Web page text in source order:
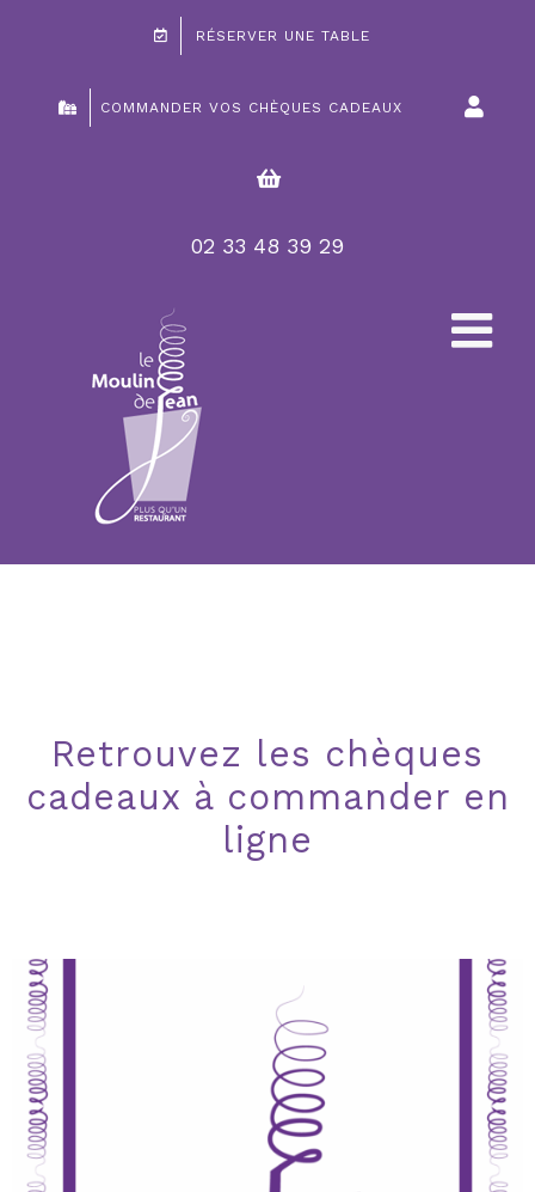
RÉSERVER UNE TABLE
COMMANDER VOS CHÈQUES CADEAUX
02 33 48 39 29
Retrouvez les chèques
cadeaux à commander en
ligne